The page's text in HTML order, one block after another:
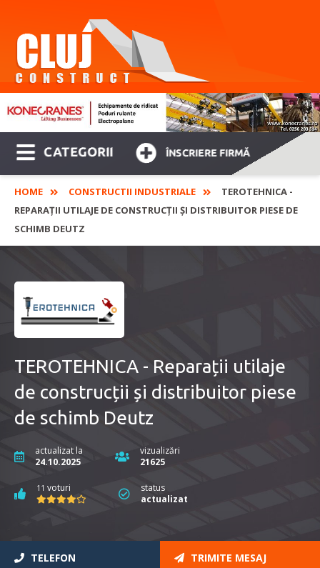
CATEGORII ÎNSCRIERE FIRMĂ
HOME CONSTRUCTII INDUSTRIALE
TEROTEHNICA -
REPARAȚII UTILAJE DE CONSTRUCȚII ȘI DISTRIBUITOR PIESE DE
SCHIMB DEUTZ
TEROTEHNICA - Reparații utilaje
de construcții și distribuitor piese
de schimb Deutz
actualizat la
24.10.2025
vizualizări
21625
11 voturi
status
actualizat
TELEFON TRIMITE MESAJ